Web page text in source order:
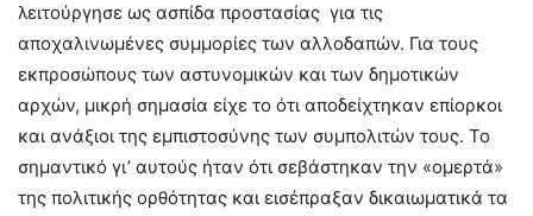
λειτούργησε ως ασπίδα προστασίας για τις
αποχαλινωμένες συμμορίες των αλλοδαπών. Για τους
εκπροσώπους των αστυνομικών και των δημοτικών
αρχών, μικρή σημασία είχε το ότι αποδείχτηκαν επίορκοι
και ανάξιοι της εμπιστοσύνης των συμπολιτών τους. Το
σημαντικό γι’ αυτούς ήταν ότι σεβάστηκαν την «ομερτά»
της πολιτικής ορθότητας και εισέπραξαν δικαιωματικά τα